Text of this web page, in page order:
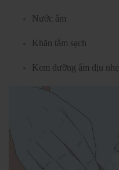
Nước ấm
Khăn tắm sạch
Kem dưỡng ẩm dịu nhẹ